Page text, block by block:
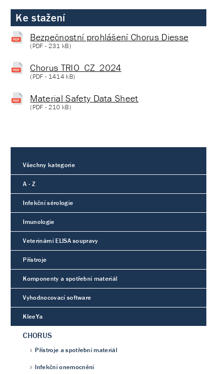
Ke stažení
Bezpečnostní prohlášení Chorus Diesse
(PDF - 231 kB)
Chorus TRIO_CZ_2024
(PDF - 1414 kB)
Material Safety Data Sheet
(PDF - 210 kB)
Všechny kategorie
A - Z
Infekční sérologie
Imunologie
Veterinární ELISA soupravy
Přístroje
Komponenty a spotřební materiál
Vyhodnocovací software
KleeYa
CHORUS
Přístroje a spotřební materiál
Infekční onemocnění